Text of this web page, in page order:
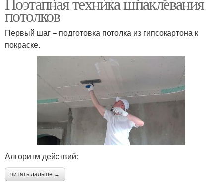
потолков
Первый шаг – подготовка потолка из гипсокартона к
покраске.
Алгоритм действий:
читать дальше →